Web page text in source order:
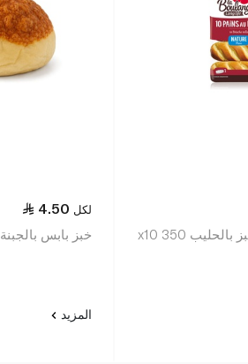
لا بولانجير قطع خبز بالحليب x10 350
4.50 لكل
خبز بابس بالجبنة 60غ
المزيد